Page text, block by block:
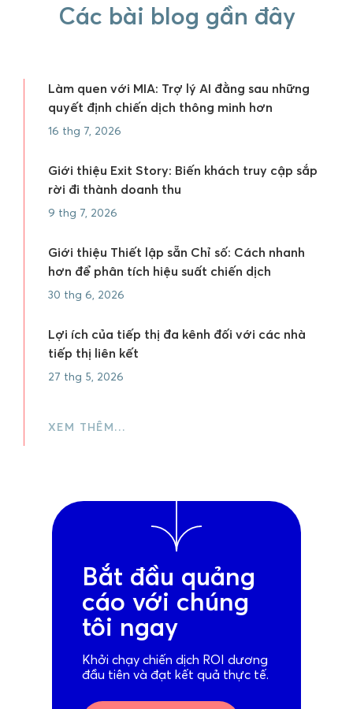
Các bài blog gần đây
Làm quen với MIA: Trợ lý AI đằng sau những
quyết định chiến dịch thông minh hơn
16 thg 7, 2026
Giới thiệu Exit Story: Biến khách truy cập sắp
rời đi thành doanh thu
9 thg 7, 2026
Giới thiệu Thiết lập sẵn Chỉ số: Cách nhanh
hơn để phân tích hiệu suất chiến dịch
30 thg 6, 2026
Lợi ích của tiếp thị đa kênh đối với các nhà
tiếp thị liên kết
27 thg 5, 2026
XEM THÊM…
Bắt đầu quảng
cáo với chúng
tôi ngay
Khởi chạy chiến dịch ROI dương
đầu tiên và đạt kết quả thực tế.